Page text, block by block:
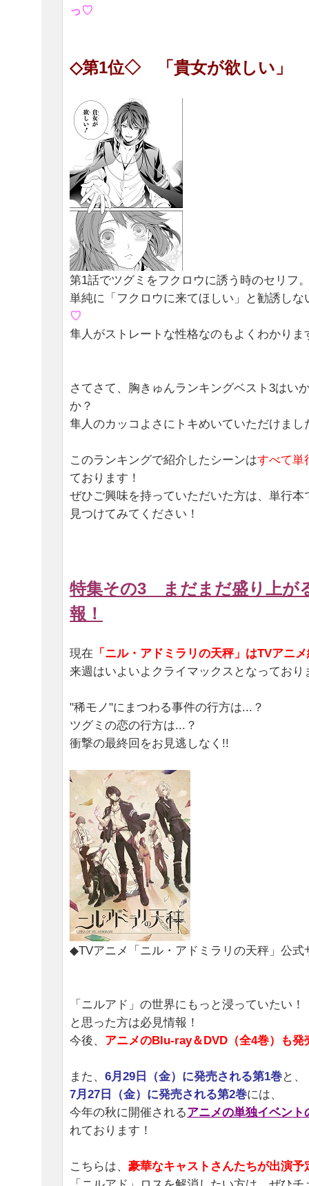
っ♡
◇第1位◇ 「貴女が欲しい」
第1話でツグミをフクロウに誘う時のセリフ
単純に「フクロウに来てほしい」と勧誘しな
♡
隼人がストレートな性格なのもよくわかりま
さてさて、胸きゅんランキングベスト3はい
か？
隼人のカッコよさにトキめいていただけまし
このランキングで紹介したシーンはすべて単
ております！
ぜひご興味を持っていただいた方は、単行本
見つけてみてください！
特集その3 まだまだ盛り上が
報！
現在 「ニル・アドミラリの天秤」はTVアニ
来週はいよいよクライマックスとなっており
"稀モノ"にまつわる事件の行方は...？
ツグミの恋の行方は...？
衝撃の最終回をお見逃しなく!!
◆TVアニメ「ニル・アドミラリの天秤」公式
「ニルアド」の世界にもっと浸っていたい！
と思った方は必見情報！
今後、 アニメのBlu-ray＆DVD（全4巻）も発
また、 6月29日（金）に発売される第1巻と、
7月27日（金）に発売される第2巻には、
今年の秋に開催されるアニメの単独イベント
れております！
こちらは、 豪華なキャストさんたちが出演予